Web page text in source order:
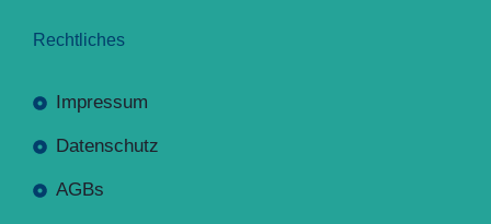
Rechtliches
Impressum
Datenschutz
AGBs